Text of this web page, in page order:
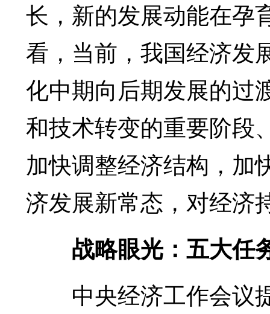
长，新的发展动能在孕
看，当前，我国经济发
化中期向后期发展的过
和技术转变的重要阶段
加快调整经济结构，加
济发展新常态，对经济
战略眼光：五大任
中央经济工作会议